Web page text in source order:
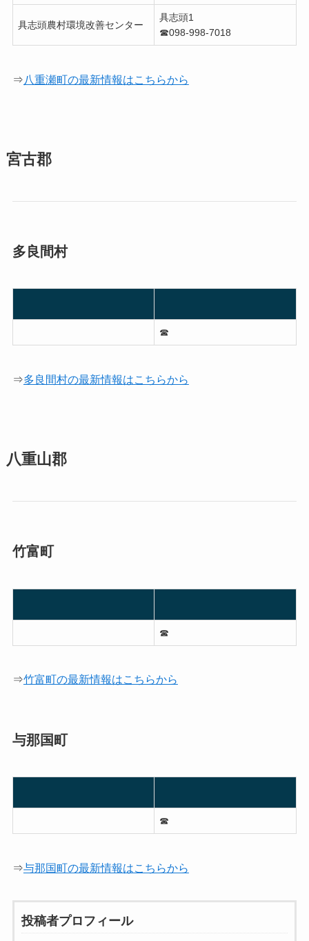
具志頭農村環境改善センター
具志頭1
☎︎098-998-7018
⇒八重瀬町の最新情報はこちらから
宮古郡
多良間村
☎︎
⇒多良間村の最新情報はこちらから
八重山郡
竹富町
☎︎
⇒竹富町の最新情報はこちらから
与那国町
☎︎
⇒与那国町の最新情報はこちらから
投稿者プロフィール